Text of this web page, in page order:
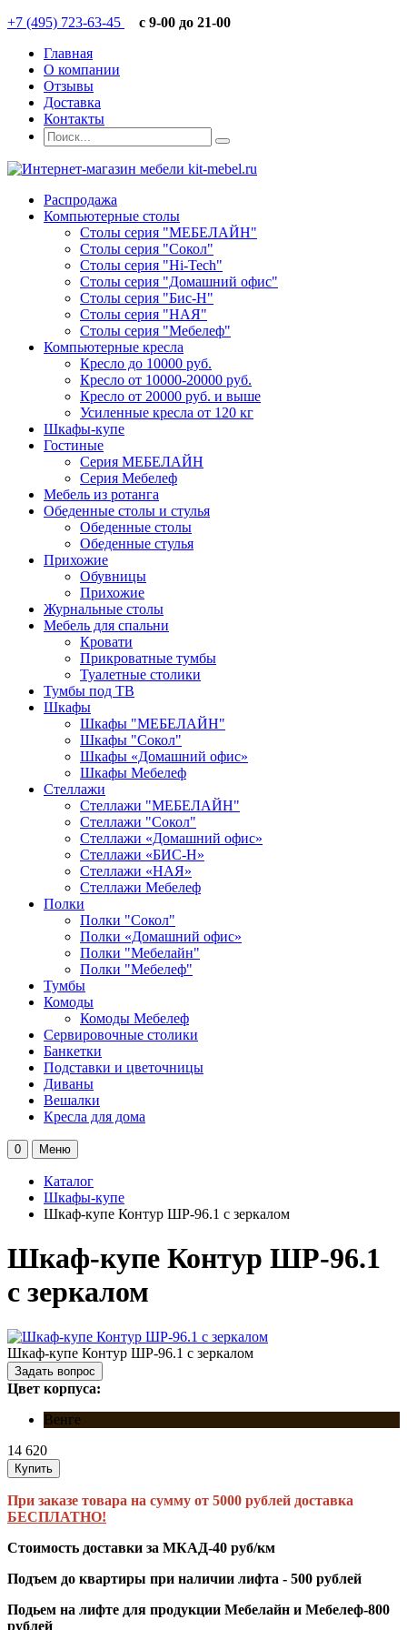
+7 (495) 723-63-45
c 9-00 до 21-00
Главная
О компании
Отзывы
Доставка
Контакты
Распродажа
Компьютерные столы
Столы серия "МЕБЕЛАЙН"
Столы серия "Сокол"
Столы серия "Hi-Tech"
Столы серия "Домашний офис"
Столы серия "Бис-Н"
Столы серия "НАЯ"
Столы серия "Мебелеф"
Компьютерные кресла
Кресло до 10000 руб.
Кресло от 10000-20000 руб.
Кресло от 20000 руб. и выше
Усиленные кресла от 120 кг
Шкафы-купе
Гостиные
Серия МЕБЕЛАЙН
Серия Мебелеф
Мебель из ротанга
Обеденные столы и стулья
Обеденные столы
Обеденные стулья
Прихожие
Обувницы
Прихожие
Журнальные столы
Мебель для спальни
Кровати
Прикроватные тумбы
Туалетные столики
Тумбы под ТВ
Шкафы
Шкафы "МЕБЕЛАЙН"
Шкафы "Сокол"
Шкафы «Домашний офис»
Шкафы Мебелеф
Стеллажи
Стеллажи "МЕБЕЛАЙН"
Стеллажи "Сокол"
Стеллажи «Домашний офис»
Стеллажи «БИС-Н»
Стеллажи «НАЯ»
Стеллажи Мебелеф
Полки
Полки "Сокол"
Полки «Домашний офис»
Полки "Мебелайн"
Полки "Мебелеф"
Тумбы
Комоды
Комоды Мебелеф
Сервировочные столики
Банкетки
Подставки и цветочницы
Диваны
Вешалки
Кресла для дома
0 Меню
Каталог
Шкафы-купе
Шкаф-купе Контур ШР-96.1 с зеркалом
Шкаф-купе Контур ШР-96.1
с зеркалом
Шкаф-купе Контур ШР-96.1 с зеркалом
Задать вопрос
Цвет корпуса:
Венге
14 620
Купить
При заказе товара на сумму от 5000 рублей доставка
БЕСПЛАТНО!
Стоимость доставки за МКАД-40 руб/км
Подъем до квартиры при наличии лифта - 500 рублей
Подьем на лифте для продукции Мебелайн и Мебелеф-800
рублей